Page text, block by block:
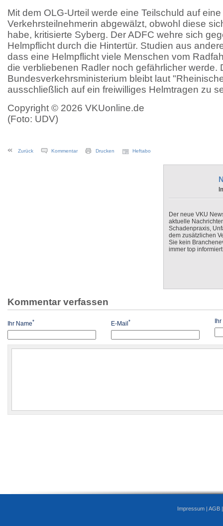
Mit dem OLG-Urteil werde eine Teilschuld auf
Verkehrsteilnehmerin abgewälzt, obwohl diese
habe, kritisierte Syberg. Der ADFC wehre sich
Helmpflicht durch die Hintertür. Studien aus
dass eine Helmpflicht viele Menschen vom
die verbliebenen Radler noch gefährlicher werde.
Bundesverkehrsministerium bleibt laut
ausschließlich auf ein freiwilliges Helmtragen zu
Copyright © 2026 VKUonline.de
(Foto: UDV)
Zurück Kommentar Drucken Heftabo
Der neue VKU
aktuelle
Schadenpraxis,
dem zusätzlichen
Sie kein
immer top
Kommentar verfassen
Ihr Name* E-Mail *
Impressum | AGB